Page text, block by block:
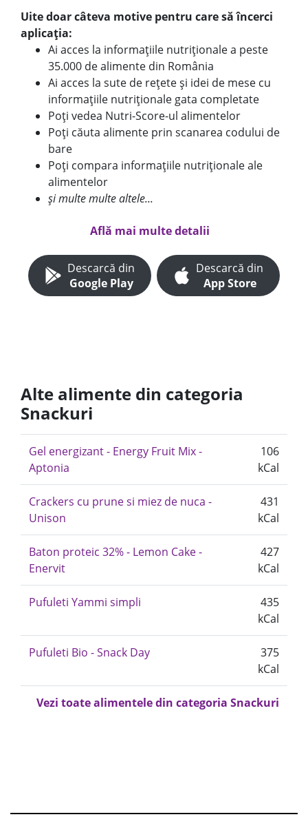
Uite doar câteva motive pentru care să încerci
aplicația:
Ai acces la informațiile nutriționale a peste
35.000 de alimente din România
Ai acces la sute de rețete și idei de mese cu
informațiile nutriționale gata completate
Poți vedea Nutri-Score-ul alimentelor
Poți căuta alimente prin scanarea codului de
bare
Poți compara informațiile nutriționale ale
alimentelor
și multe multe altele...
Află mai multe detalii
Descarcă din
Google Play
Descarcă din
App Store
Alte alimente din categoria
Snackuri
Gel energizant - Energy Fruit Mix -
Aptonia
106
kCal
Crackers cu prune si miez de nuca -
Unison
431
kCal
Baton proteic 32% - Lemon Cake -
Enervit
427
kCal
Pufuleti Yammi simpli
435
kCal
Pufuleti Bio - Snack Day
375
kCal
Vezi toate alimentele din categoria Snackuri